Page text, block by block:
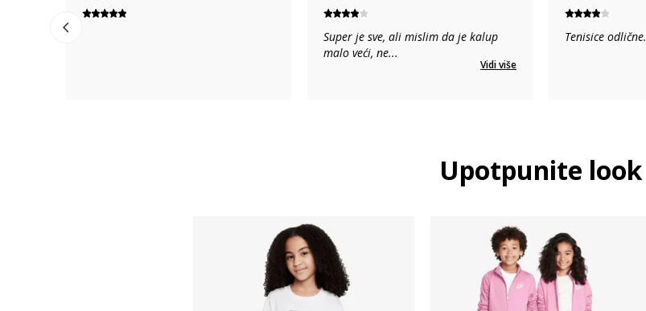
Super je sve, ali mislim da je kalup
malo veći, ne...
Vidi više
Tenisice odlične.
Upotpunite look